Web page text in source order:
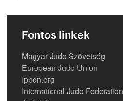
Fontos linkek
Magyar Judo Szövetség
European Judo Union
Ippon.org
International Judo Federation